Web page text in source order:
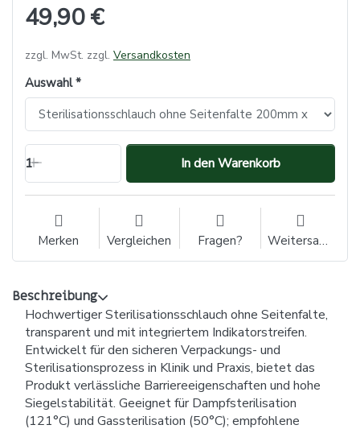
49,90 €
zzgl. MwSt. zzgl. Versandkosten
Auswahl
1 In den Warenkorb
Merken Vergleichen Fragen? Weitersagen
Beschreibung
Hochwertiger Sterilisationsschlauch ohne Seitenfalte,
transparent und mit integriertem Indikatorstreifen.
Entwickelt für den sicheren Verpackungs- und
Sterilisationsprozess in Klinik und Praxis, bietet das
Produkt verlässliche Barriereeigenschaften und hohe
Siegelstabilität. Geeignet für Dampfsterilisation
(121°C) und Gassterilisation (50°C); empfohlene